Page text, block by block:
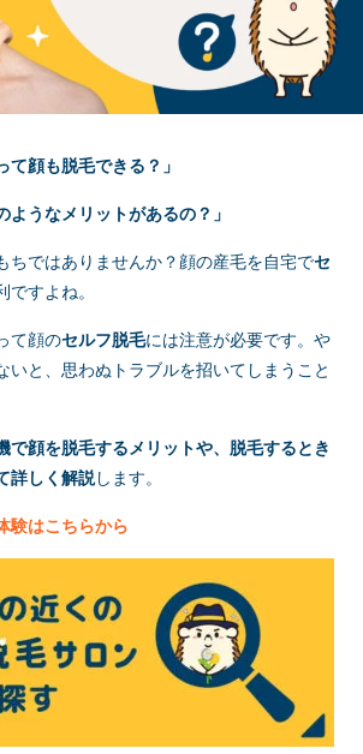
て顔も脱毛できる？」
ようなメリットがあるの？」
ちではありませんか？顔の産毛を自宅でセ
ですよね。
て顔のセルフ脱毛には注意が必要です。や
いと、思わぬトラブルを招いてしまうこと
で顔を脱毛するメリットや、脱毛するとき
詳しく解説します。
験はこちらから